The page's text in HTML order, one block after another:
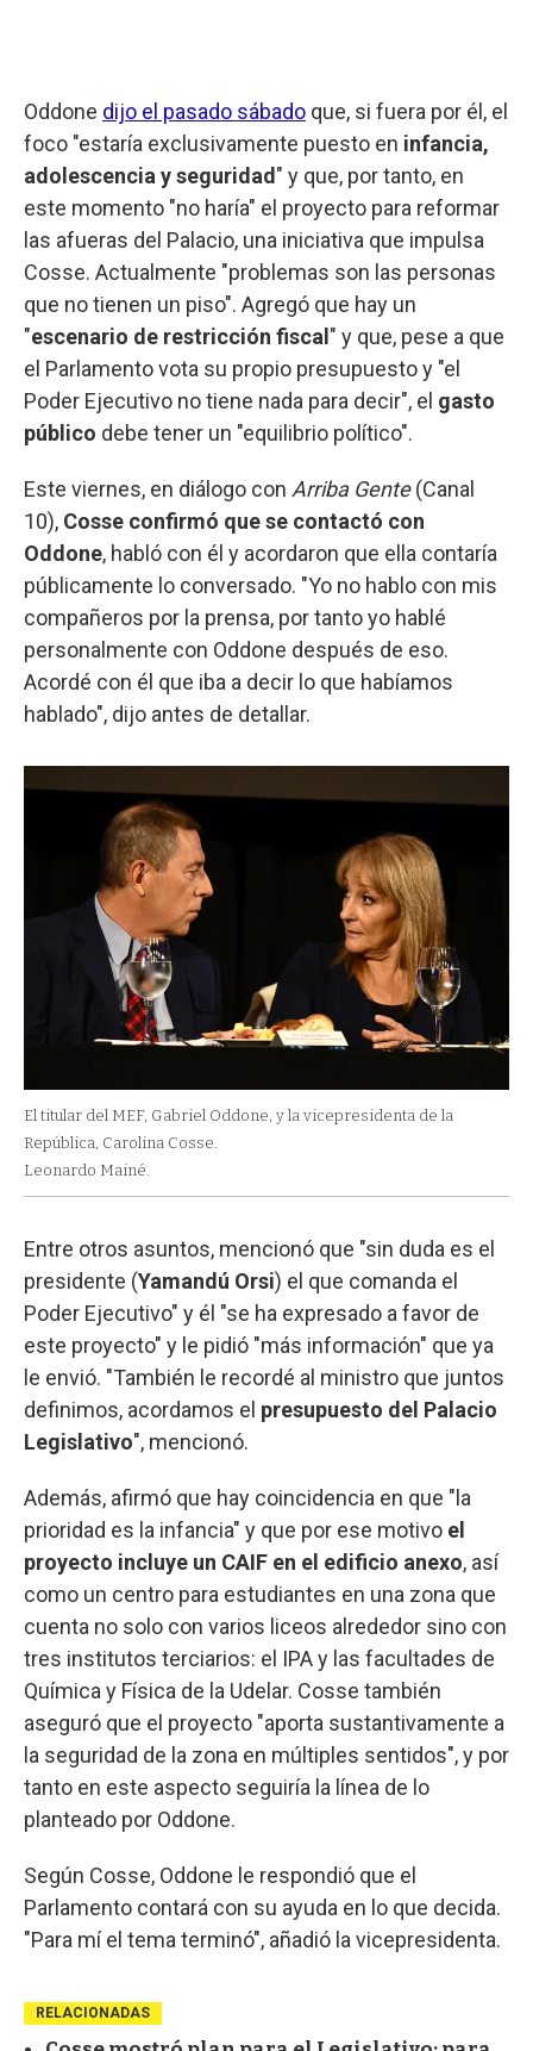
Oddone dijo el pasado sábado que, si fuera por él, el
foco "estaría exclusivamente puesto en infancia,
adolescencia y seguridad " y que, por tanto, en
este momento "no haría" el proyecto para reformar
las afueras del Palacio, una iniciativa que impulsa
Cosse. Actualmente "problemas son las personas
que no tienen un piso". Agregó que hay un
"escenario de restricción fiscal " y que, pese a que
el Parlamento vota su propio presupuesto y "el
Poder Ejecutivo no tiene nada para decir", el gasto
público debe tener un "equilibrio político".
Este viernes, en diálogo con Arriba Gente(Canal
10), Cosse confirmó que se contactó con
Oddone, habló con él y acordaron que ella contaría
públicamente lo conversado. "Yo no hablo con mis
compañeros por la prensa, por tanto yo hablé
personalmente con Oddone después de eso.
Acordé con él que iba a decir lo que habíamos
hablado", dijo antes de detallar.
El titular del MEF, Gabriel Oddone, y la vicepresidenta de la
República, Carolina Cosse.
Leonardo Mainé.
Entre otros asuntos, mencionó que "sin duda es el
presidente (Yamandú Orsi) el que comanda el
Poder Ejecutivo" y él "se ha expresado a favor de
este proyecto" y le pidió "más información" que ya
le envió. "También le recordé al ministro que juntos
definimos, acordamos el presupuesto del Palacio
Legislativo", mencionó.
Además, afirmó que hay coincidencia en que "la
prioridad es la infancia" y que por ese motivo el
proyecto incluye un CAIF en el edificio anexo, así
como un centro para estudiantes en una zona que
cuenta no solo con varios liceos alrededor sino con
tres institutos terciarios: el IPA y las facultades de
Química y Física de la Udelar. Cosse también
aseguró que el proyecto "aporta sustantivamente a
la seguridad de la zona en múltiples sentidos", y por
tanto en este aspecto seguiría la línea de lo
planteado por Oddone.
Según Cosse, Oddone le respondió que el
Parlamento contará con su ayuda en lo que decida.
"Para mí el tema terminó", añadió la vicepresidenta.
RELACIONADAS